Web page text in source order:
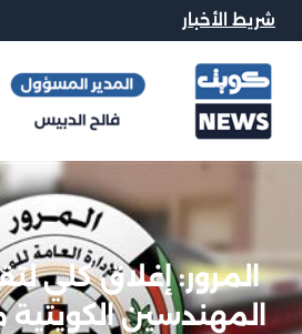
شريط الأخبار
المرور: إغلاق كلي
المهندسين الكويتية